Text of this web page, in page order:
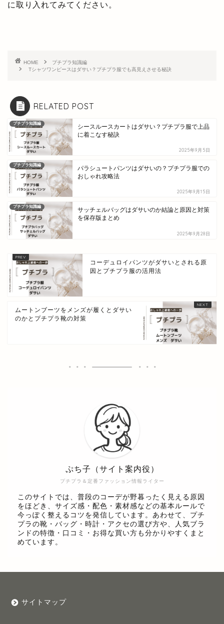
に取り入れてみてください。
HOME
プチプラ知識編
Tシャツワンピースはダサい？プチプラ服でも高見えさせる秘訣
RELATED POST
プチプラ知識編
シースルースカートはダサい？プチプラ服で上品
に着こなす秘訣
2025年9月5日
プチプラ知識編
パラシュートパンツはダサいの？プチプラ服での
おしゃれ攻略法
2025年9月15日
プチプラ知識編
サッチェルバッグはダサいのか結論と原因と対策
を保存版まとめ
2025年9月28日
コーデュロイパンツがダサいとされる原
因とプチプラ服の活用法
ムートンブーツをメンズが履くとダサい
のかとプチプラ靴の対策
プチプラ＆定番ファッション情報ライター
ぷち子（サイト案内役）
このサイトでは、普段のコーデが野暮ったく見える原因
をほどき、サイズ感・配色・素材感などの基本ルールで
今っぽく整えるコツを発信しています。あわせて、プチ
プラの靴・バッグ・時計・アクセの選び方や、人気ブラ
ンドの特徴・口コミ・お得な買い方も分かりやすくまと
めています。
サイトマップ